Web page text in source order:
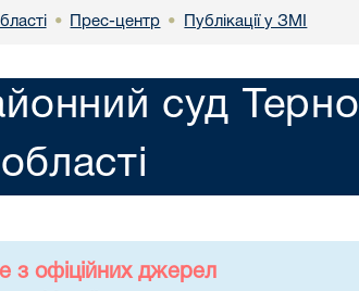
• Прес-центр • Публікації у ЗМІ
суд
області
з офіційних джерел